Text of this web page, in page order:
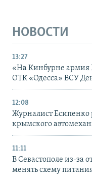
НОВОСТИ
13:27
«На Кинбурне армия
ОТК «Одесса» ВСУ
12:08
Журналист Есипенко
крымского
11:11
В Севастополе из-за
менять схему